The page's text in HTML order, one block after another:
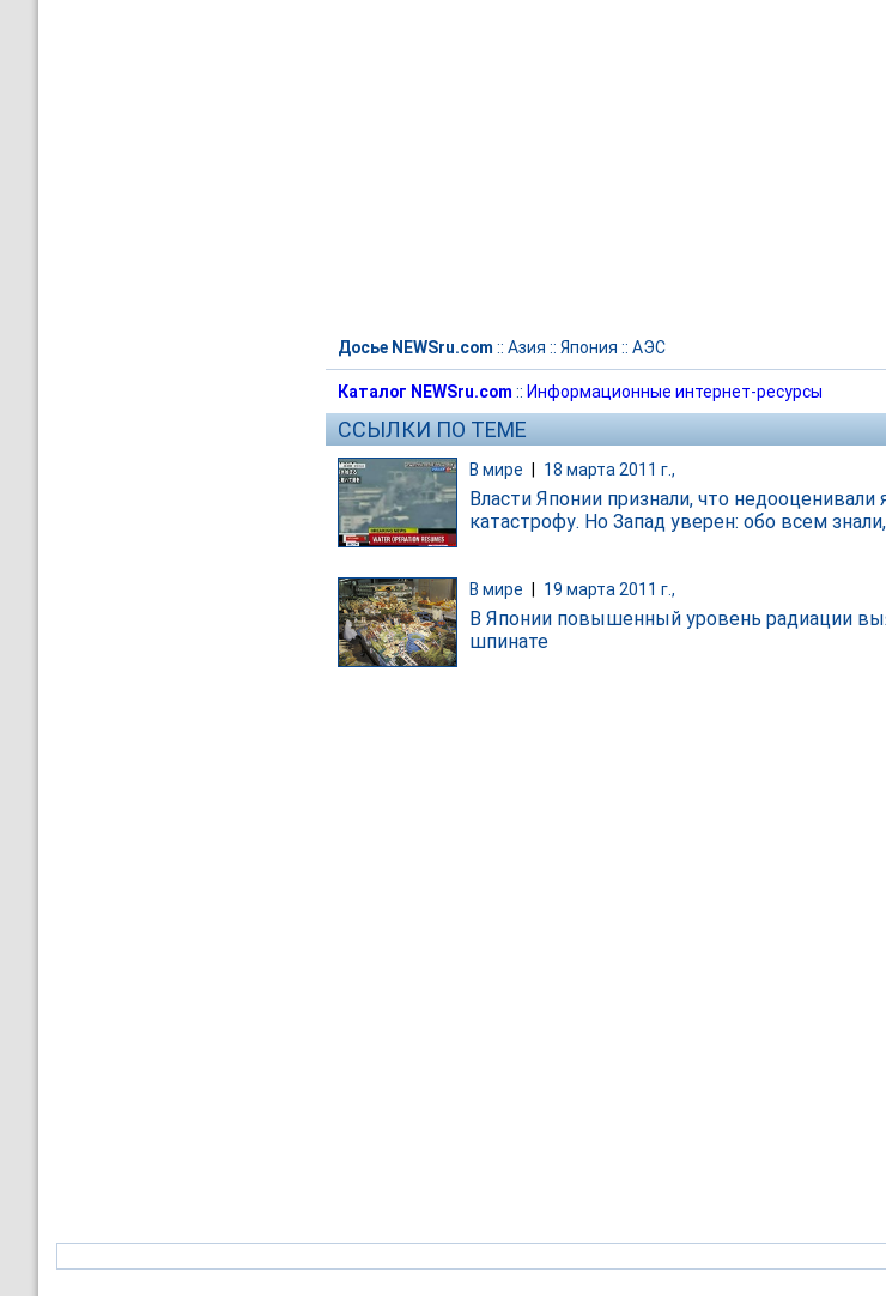
Досье NEWSru.com :: Азия :: Япония :: АЭС
Каталог NEWSru.com :: Информационные интернет-ресурсы
ССЫЛКИ ПО ТЕМЕ
В мире 18 марта 2011 г.,
Власти Японии признали, что недооценивали
катастрофу. Но Запад уверен: обо всем
В мире 19 марта 2011 г.,
В Японии повышенный уровень радиации
шпинате